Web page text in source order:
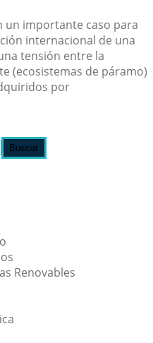
un importante caso para
internacional de una
tensión entre la
(ecosistemas de páramo)
por
Buscar
Renovables